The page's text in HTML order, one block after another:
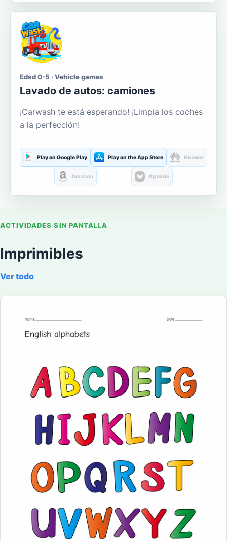
Edad 0-5 · Vehicle games
Lavado de autos: camiones
¡Carwash te está esperando! ¡Limpia los coches
a la perfección!
Play on Google Play Play on the App Store Huawei
Amazon Aptoide
ACTIVIDADES SIN PANTALLA
Imprimibles
Ver todo